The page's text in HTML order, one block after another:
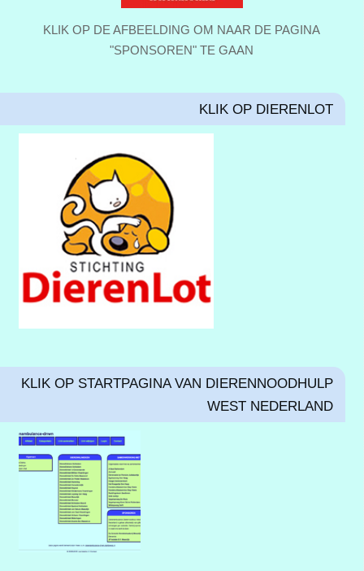
KLIK OP DE AFBEELDING OM NAAR DE PAGINA
"SPONSOREN" TE GAAN
KLIK OP DIERENLOT
KLIK OP STARTPAGINA VAN DIERENNOODHULP
WEST NEDERLAND